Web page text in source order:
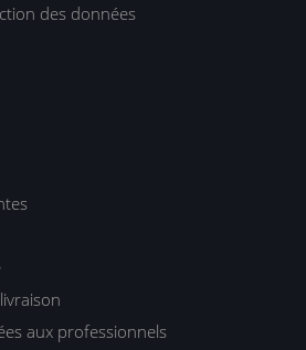
des données
aux professionnels